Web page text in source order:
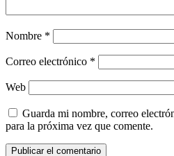
Nombre *
Correo electrónico *
Web
Guarda mi nombre, correo
para la próxima vez que comente.